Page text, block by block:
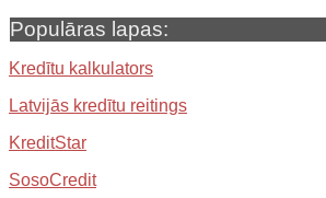
Populāras lapas:
Kredītu kalkulators
Latvijās kredītu reitings
KreditStar
SosoCredit